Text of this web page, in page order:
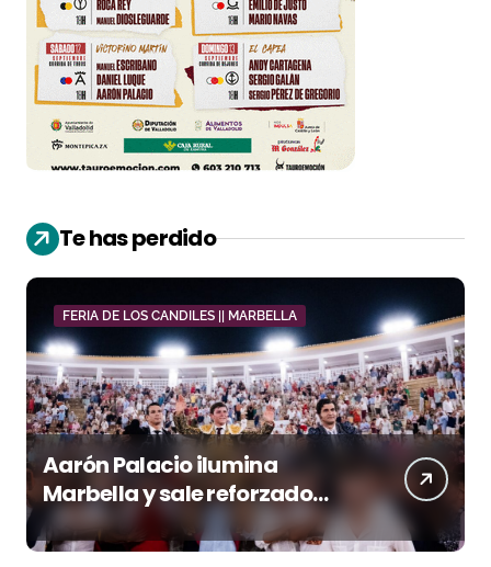
Te has perdido
FERIA DE LOS CANDILES || MARBELLA
Aarón Palacio ilumina
Marbella y sale reforzado
junto a Manzanares y
Morante